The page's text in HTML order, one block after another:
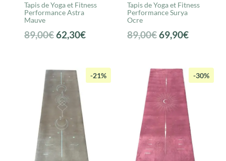
Tapis de Yoga et Fitness
Performance Astra
Mauve
89,00€Le
était :
89,00€.
62,30€Le
est :
Tapis de Yoga et Fitness
Performance Surya
Ocre
89,00€Le
était :
89,00€.
69,90€Le
est :
-21% -30%